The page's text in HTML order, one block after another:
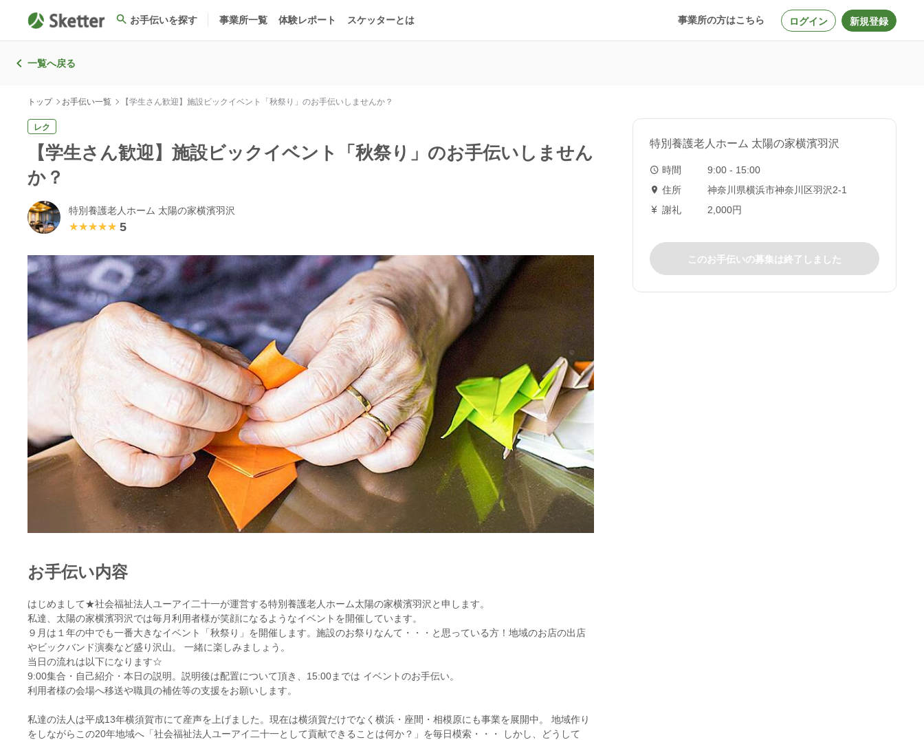
お手伝いを探す 事業所一覧 体験レポート スケッターとは 事業所の方はこちら ログイン 新規登録
一覧へ戻る
トップ お手伝い一覧 【学生さん歓迎】施設ビックイベント「秋祭り」のお手伝いしませんか？
レク
【学生さん歓迎】施設ビックイベント「秋祭り」のお手伝いしません
か？
特別養護老人ホーム 太陽の家横濱羽沢
★★★★★
★★★★★ 5
お手伝い内容
はじめまして★社会福祉法人ユーアイ二十一が運営する特別養護老人ホーム太陽の家横濱羽沢と申します。
私達、太陽の家横濱羽沢では毎月利用者様が笑顔になるようなイベントを開催しています。
９月は１年の中でも一番大きなイベント「秋祭り」を開催します。施設のお祭りなんて・・・と思っている方！地域のお店の出店
やビックバンド演奏など盛り沢山。 一緒に楽しみましょう。
当日の流れは以下になります☆
9:00集合・自己紹介・本日の説明。説明後は配置について頂き、15:00までは イベントのお手伝い。
利用者様の会場へ移送や職員の補佐等の支援をお願いします。
私達の法人は平成13年横須賀市にて産声を上げました。現在は横須賀だけでなく横浜・座間・相模原にも事業を展開中。 地域作り
をしながらこの20年地域へ「社会福祉法人ユーアイ二十一として貢献できることは何か？」を毎日模索・・・ しかし、どうして
特別養護老人ホーム 太陽の家横濱羽沢
時間
9:00 - 15:00
住所
神奈川県横浜市神奈川区羽沢2-1
謝礼
2,000円
このお手伝いの募集は終了しました